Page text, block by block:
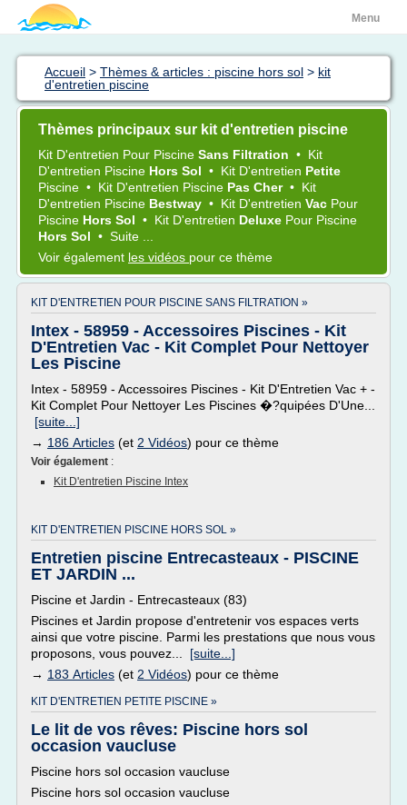
Menu
Accueil > Thèmes & articles : piscine hors sol > kit
d'entretien piscine
Thèmes principaux sur kit d'entretien piscine
Kit D'entretien Pour Piscine Sans Filtration • Kit
D'entretien Piscine Hors Sol • Kit D'entretien Petite
Piscine • Kit D'entretien Piscine Pas Cher • Kit
D'entretien Piscine Bestway • Kit D'entretien Vac Pour
Piscine Hors Sol • Kit D'entretien Deluxe Pour Piscine
Hors Sol • Suite ...
Voir également les vidéos pour ce thème
KIT D'ENTRETIEN POUR PISCINE SANS FILTRATION »
Intex - 58959 - Accessoires Piscines - Kit
D'Entretien Vac - Kit Complet Pour Nettoyer
Les Piscine
Intex - 58959 - Accessoires Piscines - Kit D'Entretien Vac + -
Kit Complet Pour Nettoyer Les Piscines �?quipées D'Une...
[suite...]
→ 186 Articles (et 2 Vidéos) pour ce thème
Voir également :
Kit D'entretien Piscine Intex
KIT D'ENTRETIEN PISCINE HORS SOL »
Entretien piscine Entrecasteaux - PISCINE
ET JARDIN ...
Piscine et Jardin - Entrecasteaux (83)
Piscines et Jardin propose d'entretenir vos espaces verts
ainsi que votre piscine. Parmi les prestations que nous vous
proposons, vous pouvez... [suite...]
→ 183 Articles (et 2 Vidéos) pour ce thème
KIT D'ENTRETIEN PETITE PISCINE »
Le lit de vos rêves: Piscine hors sol
occasion vaucluse
Piscine hors sol occasion vaucluse
Piscine hors sol occasion vaucluse